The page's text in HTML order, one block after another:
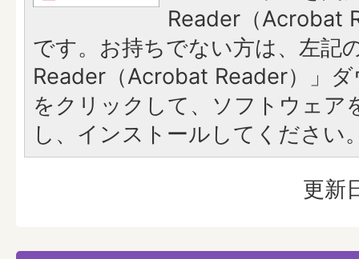
Reader（Acrobat
です。お持ちでない方は、左記
Reader（Acrobat Reader）」
をクリックして、ソフトウェア
し、インストールしてください
更新